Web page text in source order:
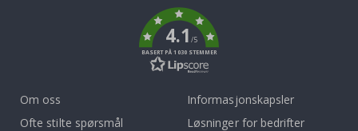
4.1/5
BASERT PÅ 1030 STEMMER
Om oss
Ofte stilte spørsmål
Informasjonskapsler
Løsninger for bedrifter